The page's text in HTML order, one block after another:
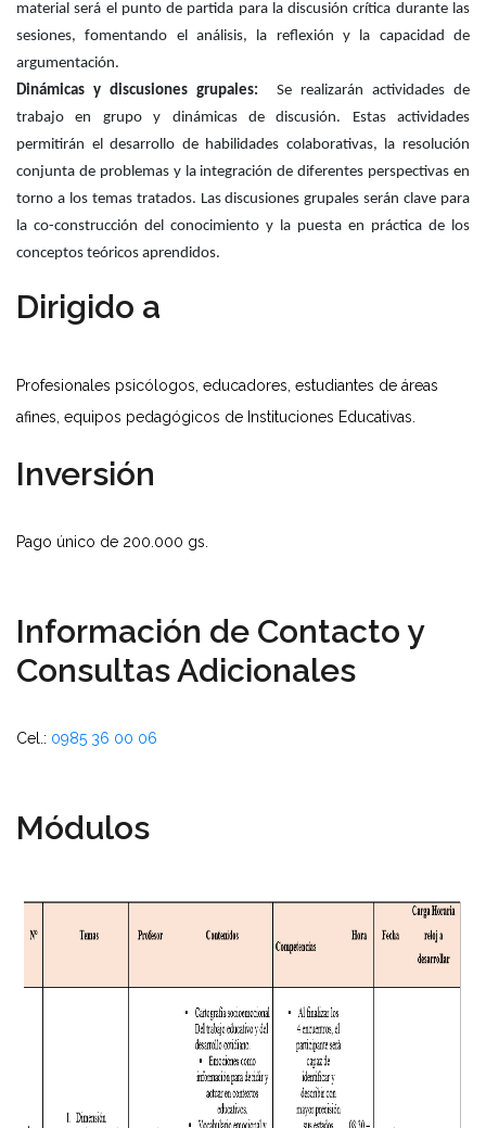
material será el punto de partida para la discusión crítica durante las
sesiones, fomentando el análisis, la reflexión y la capacidad de
argumentación.
Dinámicas y discusiones grupales: Se realizarán actividades de
trabajo en grupo y dinámicas de discusión. Estas actividades
permitirán el desarrollo de habilidades colaborativas, la resolución
conjunta de problemas y la integración de diferentes perspectivas en
torno a los temas tratados. Las discusiones grupales serán clave para
la co-construcción del conocimiento y la puesta en práctica de los
conceptos teóricos aprendidos.
Dirigido a
Profesionales psicólogos, educadores, estudiantes de áreas
afines, equipos pedagógicos de Instituciones Educativas.
Inversión
Pago único de 200.000 gs.
Información de Contacto y
Consultas Adicionales
Cel.: 0985 36 00 06
Módulos